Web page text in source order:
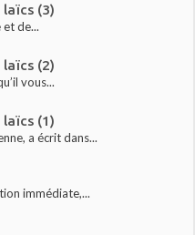
(3)
de...
(2)
vous...
(1)
a écrit dans...
immédiate,...